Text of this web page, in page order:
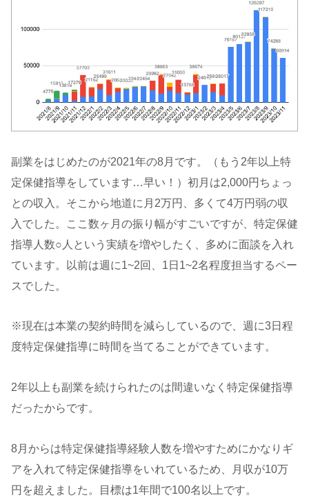
副業をはじめたのが2021年の8月です。（もう2年以上特
定保健指導をしています…早い！）初月は2,000円ちょっ
との収入。そこから地道に月2万円、多くて4万円弱の収
入でした。ここ数ヶ月の振り幅がすごいですが、特定保健
指導人数○人という実績を増やしたく、多めに面談を入れ
ています。以前は週に1~2回、1日1~2名程度担当するペー
スでした。
※現在は本業の契約時間を減らしているので、週に3日程
度特定保健指導に時間を当てることができています。
2年以上も副業を続けられたのは間違いなく特定保健指導
だったからです。
8月からは特定保健指導経験人数を増やすためにかなりギ
アを入れて特定保健指導をいれているため、月収が10万
円を超えました。目標は1年間で100名以上です。